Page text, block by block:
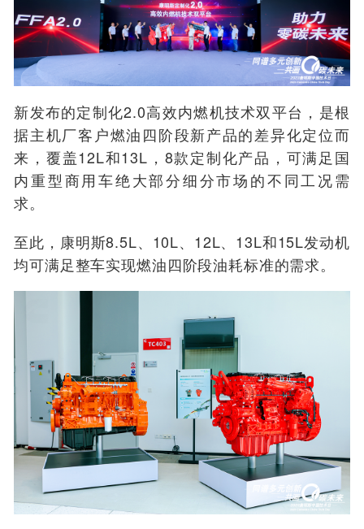
新发布的定制化2.0高效内燃机技术双平台，是根
据主机厂客户燃油四阶段新产品的差异化定位而
来，覆盖12L和13L，8款定制化产品，可满足国
内重型商用车绝大部分细分市场的不同工况需
求。
至此，康明斯8.5L、10L、12L、13L和15L发动机
均可满足整车实现燃油四阶段油耗标准的需求。